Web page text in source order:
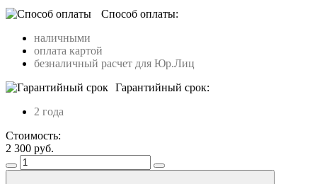
Способ оплаты:
наличными
оплата картой
безналичный расчет для Юр.Лиц
Гарантийный срок:
2 года
Стоимость:
2 300 руб.